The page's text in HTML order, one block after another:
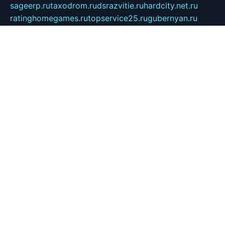
sageerp.rutaxodrom.rudsrazvitie.ruhardcity.net.ru
ratinghomegames.rutopservice25.rugubernyan.ru